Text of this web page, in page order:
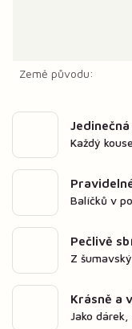
Země původu:
Každý
Balíčků v
Pečlivě
Z
Krásně a
Jako